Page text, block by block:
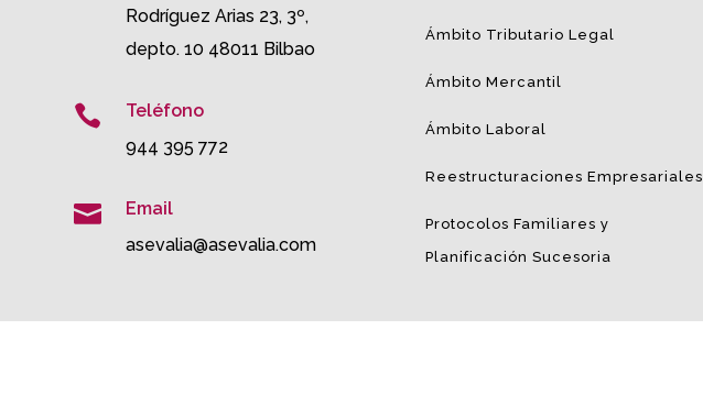
Rodríguez Arias 23, 3º,
depto. 10 48011 Bilbao

Teléfono
944 395 772

Email
asevalia@asevalia.com
Ámbito Tributario Legal
Ámbito Mercantil
Ámbito Laboral
Reestructuraciones Empresariales
Protocolos Familiares y
Planificación Sucesoria